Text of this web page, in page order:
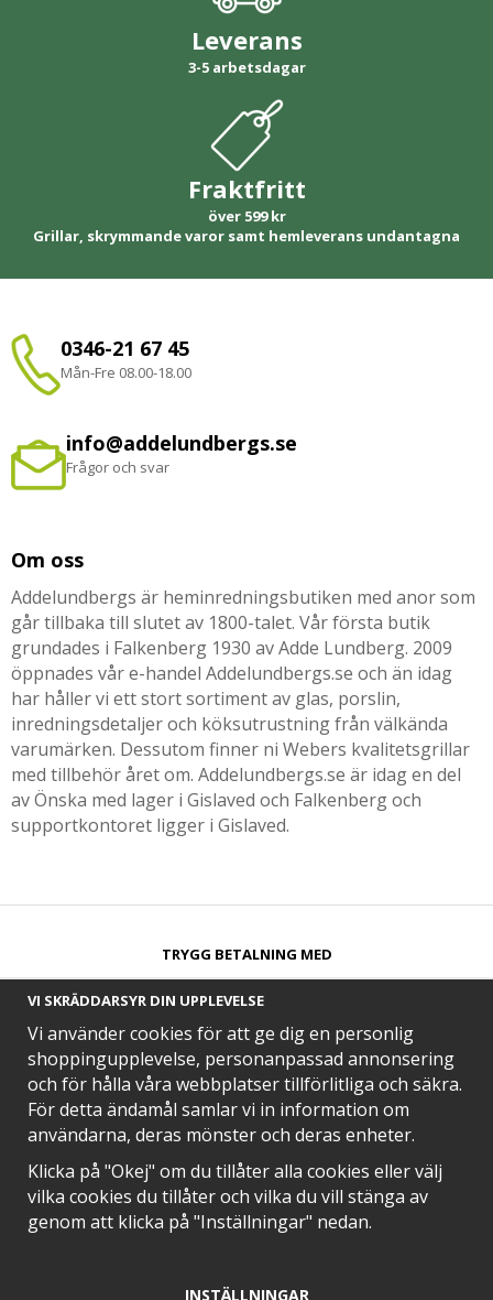
Leverans
3-5 arbetsdagar
Fraktfritt
över 599 kr
Grillar, skrymmande varor samt hemleverans undantagna
0346-21 67 45
Mån-Fre 08.00-18.00
info@addelundbergs.se
Frågor och svar
Om oss
Addelundbergs är heminredningsbutiken med anor som
går tillbaka till slutet av 1800-talet. Vår första butik
grundades i Falkenberg 1930 av Adde Lundberg. 2009
öppnades vår e-handel Addelundbergs.se och än idag
har håller vi ett stort sortiment av glas, porslin,
inredningsdetaljer och köksutrustning från välkända
varumärken. Dessutom finner ni Webers kvalitetsgrillar
med tillbehör året om. Addelundbergs.se är idag en del
av Önska med lager i Gislaved och Falkenberg och
supportkontoret ligger i Gislaved.
TRYGG BETALNING MED​
SNABB LEVERANS MED
EN DEL AV
VI SKRÄDDARSYR DIN UPPLEVELSE
Vi använder cookies för att ge dig en personlig
shoppingupplevelse, personanpassad annonsering
och för hålla våra webbplatser tillförlitliga och säkra.
För detta ändamål samlar vi in information om
användarna, deras mönster och deras enheter.
Klicka på "Okej" om du tillåter alla cookies eller välj
vilka cookies du tillåter och vilka du vill stänga av
genom att klicka på "Inställningar" nedan.
INSTÄLLNINGAR